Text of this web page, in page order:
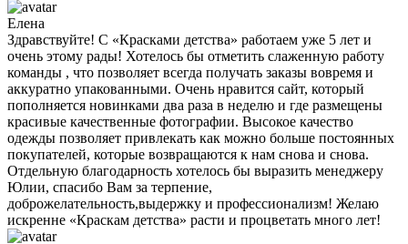
Елена
Здравствуйте! С «Красками детства» работаем уже 5 лет и
очень этому рады! Хотелось бы отметить слаженную работу
команды , что позволяет всегда получать заказы вовремя и
аккуратно упакованными. Очень нравится сайт, который
пополняется новинками два раза в неделю и где размещены
красивые качественные фотографии. Высокое качество
одежды позволяет привлекать как можно больше постоянных
покупателей, которые возвращаются к нам снова и снова.
Отдельную благодарность хотелось бы выразить менеджеру
Юлии, спасибо Вам за терпение,
доброжелательность,выдержку и профессионализм! Желаю
искренне «Краскам детства» расти и процветать много лет!